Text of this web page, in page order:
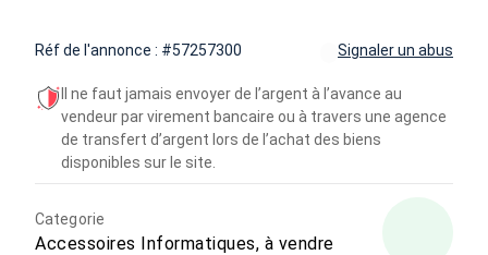
Réf de l'annonce : #57257300 Signaler un abus
Il ne faut jamais envoyer de l’argent à l’avance au
vendeur par virement bancaire ou à travers une agence
de transfert d’argent lors de l’achat des biens
disponibles sur le site.
Categorie
Accessoires Informatiques, à vendre